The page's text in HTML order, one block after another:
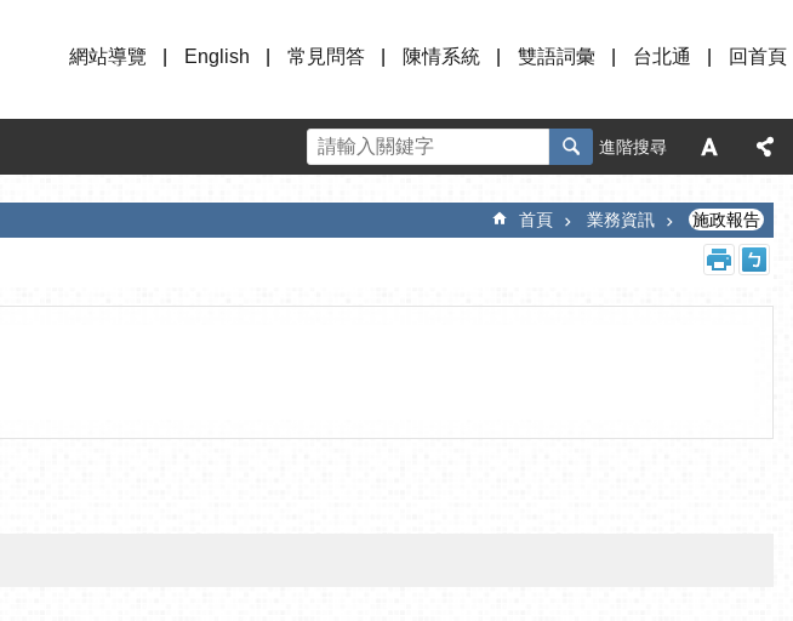
網站導覽
English 常見問答 陳情系統 雙語詞彙 台北通 回首頁
進階搜尋
首頁 業務資訊 施政報告